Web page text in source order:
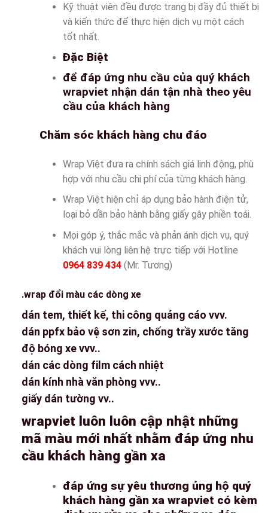
Kỹ thuật viên đều được trang bị đầy đủ thiết bị
và kiến thức để thực hiện dịch vụ một cách
tốt nhất.
Đặc Biệt
để đáp ứng nhu cầu của quý khách
wrapviet nhận dán tận nhà theo yêu
cầu của khách hàng
Chăm sóc khách hàng chu đáo
Wrap Việt đưa ra chính sách giá linh động, phù
hợp với nhu cầu chi phí của từng khách hàng.
Wrap Việt hiện chỉ áp dụng bảo hành điện tử,
loại bỏ dần bảo hành bằng giấy gây phiền toái.
Mọi góp ý, thắc mắc và phản ánh dịch vụ, quý
khách vui lòng liên hệ trực tiếp với Hotline
0964 839 434 (Mr. Tương)
.wrap đổi màu các dòng xe
dán tem, thiết kế, thi công quảng cáo vvv.
dán ppfx bảo vệ sơn zin, chống trầy xước tăng
độ bóng xe vvv..
dán các dòng film cách nhiệt
dán kính nhà văn phòng vvv..
giấy dán tường vv..
wrapviet luôn luôn cập nhật những
mã màu mới nhất nhằm đáp ứng nhu
cầu khách hàng gần xa
đáp ứng sự yêu thương ủng hộ quý
khách hàng gần xa wrapviet có kèm